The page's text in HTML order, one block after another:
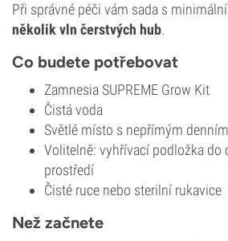
Při správné péči vám sada s
několik vln čerstvých hub.
Co budete potřebovat
Zamnesia SUPREME Grow Kit
Čistá voda
Světlé místo s nepřímým
Volitelně: vyhřívací podložka do
prostředí
Čisté ruce nebo sterilní rukavice
Než začnete